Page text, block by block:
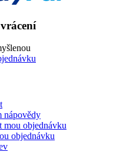
nápovědy
mou objednávku
objednávku